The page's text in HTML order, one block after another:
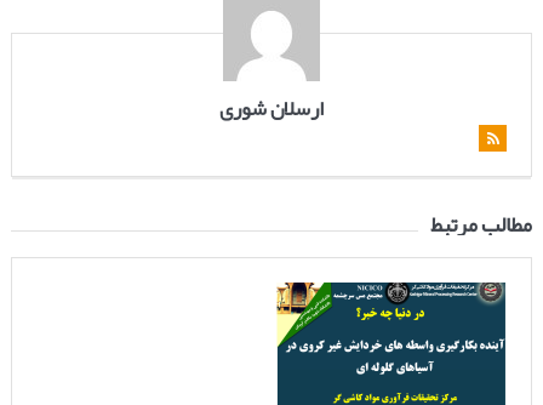
ارسلان شوری
مطالب مرتبط